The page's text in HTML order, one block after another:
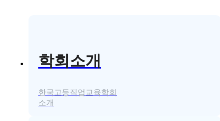
학회소개
한국고등직업교육학회
소개